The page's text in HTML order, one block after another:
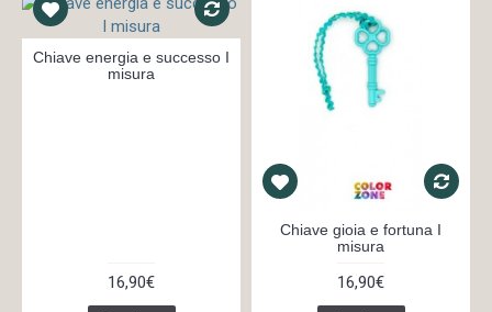
Chiave energia e successo I
misura
16,90€
Chiave gioia e fortuna I
misura
16,90€